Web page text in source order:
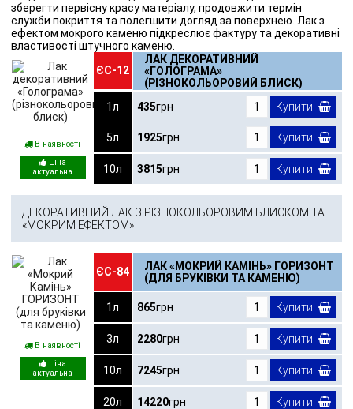
зберегти первісну красу матеріалу, продовжити термін
служби покриття та полегшити догляд за поверхнею. Лак з
ефектом мокрого каменю підкреслює фактуру та декоративні
властивості штучного каменю.
В наявності
ЄС-12
ЛАК ДЕКОРАТИВНИЙ
«ГОЛОГРАМА»
(РІЗНОКОЛЬОРОВИЙ БЛИСК)
1л
435грн Купити
5л 1925грн Купити
10л 3815грн Купити
ДЕКОРАТИВНИЙ ЛАК З РІЗНОКОЛЬОРОВИМ БЛИСКОМ ТА
«МОКРИМ ЕФЕКТОМ»
В наявності
ЄС-84
ЛАК «МОКРИЙ КАМІНЬ» ГОРИЗОНТ
(ДЛЯ БРУКІВКИ ТА КАМЕНЮ)
1л 865грн Купити
3л 2280грн Купити
10л 7245грн Купити
20л 14220грн Купити